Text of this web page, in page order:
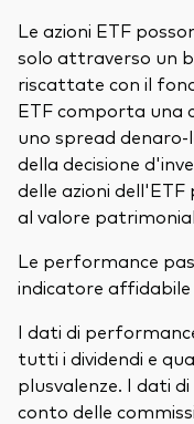
Le azioni ETF
solo attraverso un
riscattate con il
ETF comporta una
uno spread
della decisione
delle azioni
al valore
Le performance
indicatore
I dati di
tutti i dividendi e
plusvalenze. I dati
conto delle